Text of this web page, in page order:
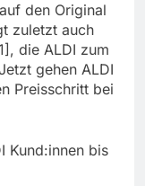
den Original
zuletzt auch
die ALDI zum
gehen ALDI
Preisschritt bei
Kund:innen bis